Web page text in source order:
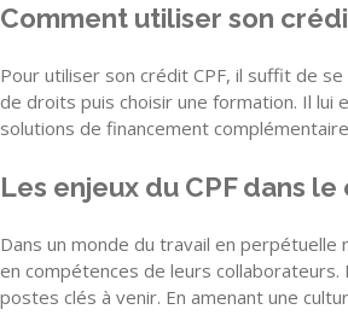
Comment utiliser son
Pour utiliser son crédit CPF, il suffit de
de droits puis choisir une formation. Il
solutions de financement
Les enjeux du CPF dans
Dans un monde du travail en
en compétences de leurs
postes clés à venir. En amenant une